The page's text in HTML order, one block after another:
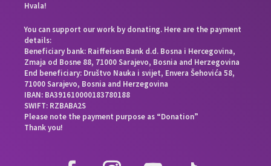
Hvala!
You can support our work by donating. Here are the payment
details:
Beneficiary bank: Raiffeisen Bank d.d. Bosna i Hercegovina,
Zmaja od Bosne 88, 71000 Sarajevo, Bosnia and Herzegovina
End beneficiary: Društvo Nauka i svijet, Envera Šehovića 58,
71000 Sarajevo, Bosnia and Herzegovina
IBAN: BA391610000183780188
SWIFT: RZBABA2S
Please note the payment purpose as “Donation”
Thank you!